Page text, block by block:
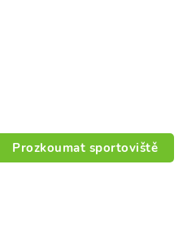
Prozkoumat sportoviště